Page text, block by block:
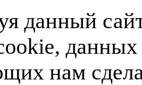
данный
нам